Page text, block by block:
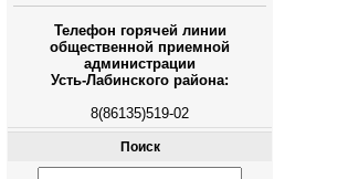
Телефон горячей линии
общественной приемной
администрации
Усть-Лабинского района:
8(86135)519-02
Поиск